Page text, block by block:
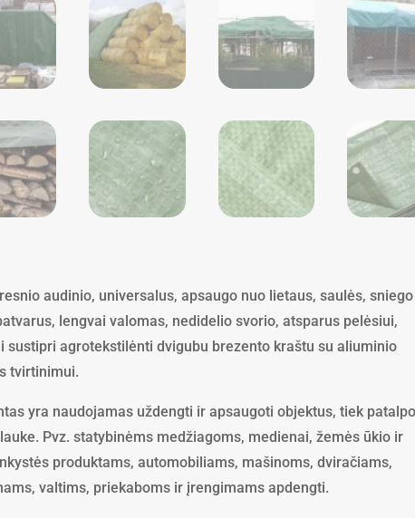
audinio, universalus, apsaugo nuo lietaus, saulės,
lengvai valomas, nedidelio svorio, atsparus pelėsiui,
sustipri agrotekstilėnti dvigubu brezento kraštu su aliuminio
tvirtinimui.
yra naudojamas uždengti ir apsaugoti objektus, tiek
Pvz. statybinėms medžiagoms, medienai, žemės ūkio ir
produktams, automobiliams, mašinoms, dviračiams,
valtims, priekaboms ir įrengimams apdengti.